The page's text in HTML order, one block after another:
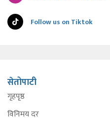
Follow us on Tiktok
सेतोपाटी
गृहपृष्ठ
विनिमय दर